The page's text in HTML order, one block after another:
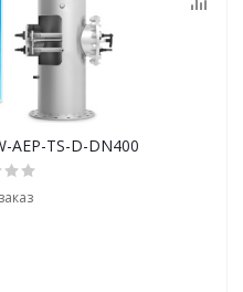
AEP-TS-D-DN400